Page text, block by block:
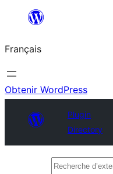
contenu
Français
Obtenir WordPress
Plugin
Directory
Recherche